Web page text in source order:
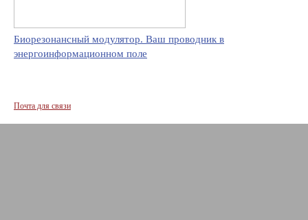
Биорезонансный модулятор. Ваш проводник в
энергоинформационном поле
Почта для связи